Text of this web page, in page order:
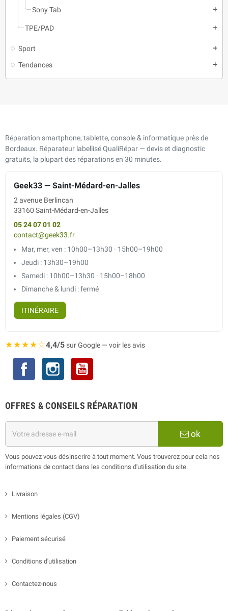
Sony Tab add
TPE/PAD add
Sport add
Tendances add
Réparation smartphone, tablette, console & informatique près de
Bordeaux. Réparateur labellisé QualiRépar — devis et diagnostic
gratuits, la plupart des réparations en 30 minutes.
Geek33 — Saint-Médard-en-Jalles
2 avenue Berlincan
33160 Saint-Médard-en-Jalles
05 24 07 01 02
contact@geek33.fr
Mar, mer, ven : 10h00–13h30 · 15h00–19h00
Jeudi : 13h30–19h00
Samedi : 10h00–13h30 · 15h00–18h00
Dimanche & lundi : fermé
ITINÉRAIRE
★★★★☆4,4/5sur Google — voir les avis
Facebook Instagram
OFFRES & CONSEILS RÉPARATION
ok
Vous pouvez vous désinscrire à tout moment. Vous trouverez pour cela nos
informations de contact dans les conditions d'utilisation du site.
Livraison
Mentions légales (CGV)
Paiement sécurisé
Conditions d'utilisation
Contactez-nous